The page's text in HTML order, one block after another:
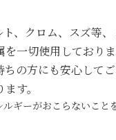
、クロム、スズ等
を一切使用しており
ちの方にも安心して
す。
ギーがおこらないこと